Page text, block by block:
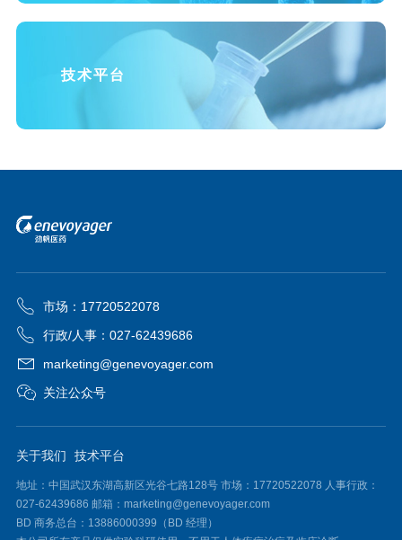
技术平台
市场：17720522078
行政/人事：027-62439686
marketing@genevoyager.com
关注公众号
关于我们 技术平台
地址：中国武汉东湖高新区光谷七路128号 市场：17720522078 人事行政：
027-62439686 邮箱：marketing@genevoyager.com
BD 商务总台：13886000399（BD 经理）